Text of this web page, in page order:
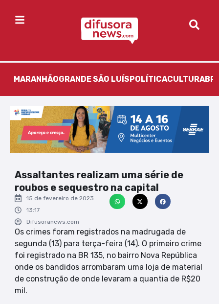
MARANHÃOGRANDE SÃO LUÍS POLÍTICACULTURA
Assaltantes realizam uma série de
roubos e sequestro na capital
15 de fevereiro de 2023
13:17
Difusoranews.com
Os crimes foram registrados na madrugada de
segunda (13) para terça-feira (14). O primeiro crime
foi registrado na BR 135, no bairro Nova República
onde os bandidos arrombaram uma loja de material
de construção de onde levaram a quantia de R$20
mil.